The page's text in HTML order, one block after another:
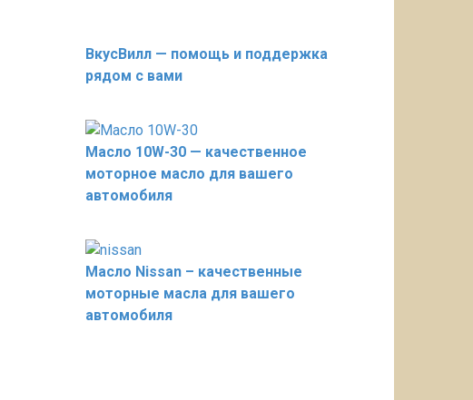
ВкусВилл — помощь и поддержка
рядом с вами
Масло 10W-30 — качественное
моторное масло для вашего
автомобиля
Масло Nissan – качественные
моторные масла для вашего
автомобиля